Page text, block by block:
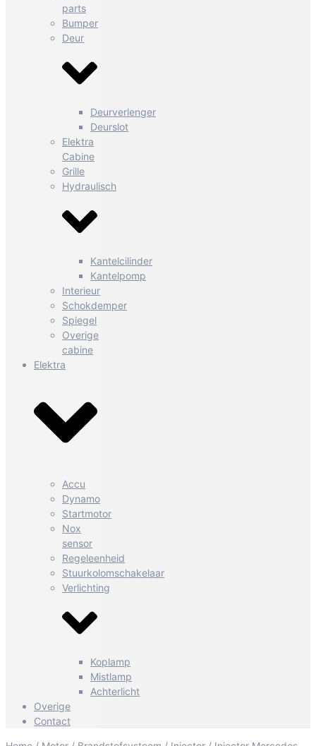
parts
Bumper
Deur
Deurverlenger
Deurslot
Elektra
Cabine
Grille
Hydraulisch
Kantelcilinder
Kantelpomp
Interieur
Schokdemper
Spiegel
Overige
cabine
Elektra
Accu
Dynamo
Startmotor
Nox
sensor
Regeleenheid
Stuurkolomschakelaar
Verlichting
Koplamp
Mistlamp
Achterlicht
Overige
Contact